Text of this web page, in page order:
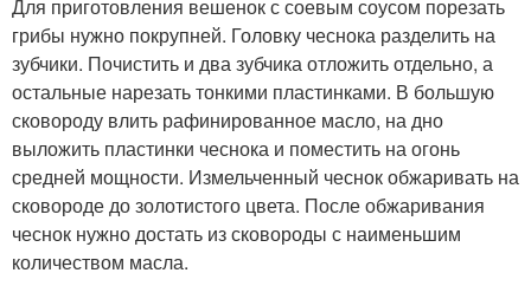
Для приготовления вешенок с соевым соусом порезать
грибы нужно покрупней. Головку чеснока разделить на
зубчики. Почистить и два зубчика отложить отдельно, а
остальные нарезать тонкими пластинками. В большую
сковороду влить рафинированное масло, на дно
выложить пластинки чеснока и поместить на огонь
средней мощности. Измельченный чеснок обжаривать на
сковороде до золотистого цвета. После обжаривания
чеснок нужно достать из сковороды с наименьшим
количеством масла.